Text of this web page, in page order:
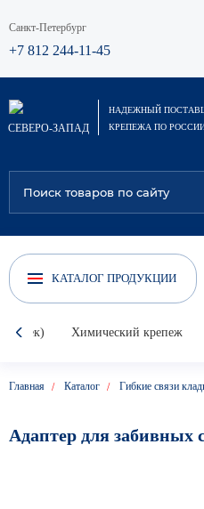
Санкт-Петербург
+7 812 244-11-45
СЕВЕРО-ЗАПАД
НАДЕЖНЫЙ
КРЕПЕЖА ПО
КАТАЛОГ ПРОДУКЦИИ
Химический крепеж
Главная Каталог Гибкие связи
Адаптер для забивных